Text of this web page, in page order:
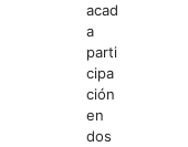
acad
a
parti
cipa
ción
en
dos